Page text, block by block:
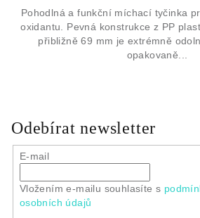
Pohodlná a funkční míchací tyčinka
oxidantu. Pevná konstrukce z PP
přibližně 69 mm je extrémně
opakovaně...
Odebírat newsletter
E-mail
Vložením e-mailu souhlasíte s
osobních údajů